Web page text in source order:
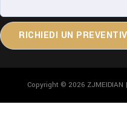
RICHIEDI UN
Copyright © 2026